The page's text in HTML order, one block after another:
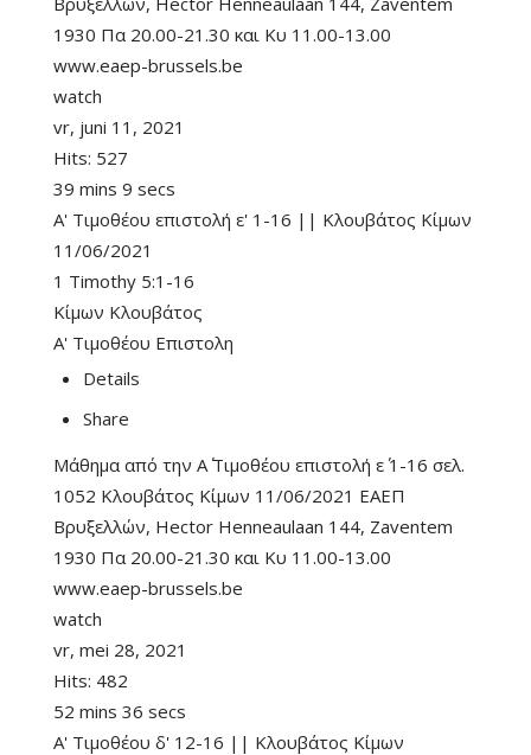
1930 Πα 20.00-21.30 και Κυ 11.00-13.00
www.eaep-brussels.be
watch
vr, juni 11, 2021
Hits: 527
39 mins 9 secs
Α' Τιμοθέου επιστολή ε' 1-16 || Κλουβάτος Κίμων
11/06/2021
1 Timothy 5:1-16
Κίμων Κλουβάτος
Α' Τιμοθέου Επιστολη
Details
Share
Μάθημα από την Α΄ Τιμοθέου επιστολή ε΄ 1-16 σελ.
1052 Κλουβάτος Κίμων 11/06/2021 ΕΑΕΠ
Βρυξελλών, Hector Henneaulaan 144, Zaventem
1930 Πα 20.00-21.30 και Κυ 11.00-13.00
www.eaep-brussels.be
watch
vr, mei 28, 2021
Hits: 482
52 mins 36 secs
Α' Τιμοθέου δ' 12-16 || Κλουβάτος Κίμων